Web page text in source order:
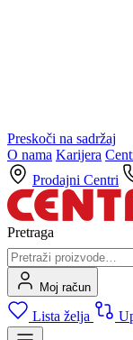
Preskoči na sadržaj
O nama Karijera
Prodajni Centri
Pretraga
Moj račun
Lista želja